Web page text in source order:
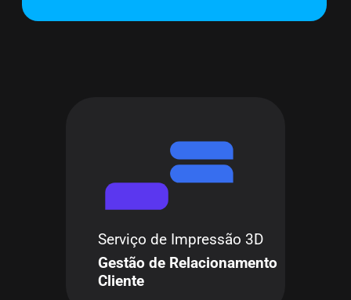
Serviço de Impressão 3D
Gestão de Relacionamento
Cliente